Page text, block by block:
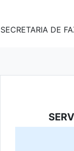
SECRETARIA DE